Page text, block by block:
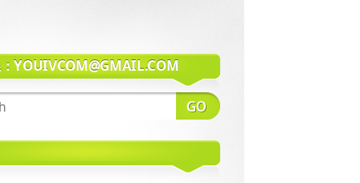
YOUIVCOM@GMAIL.COM